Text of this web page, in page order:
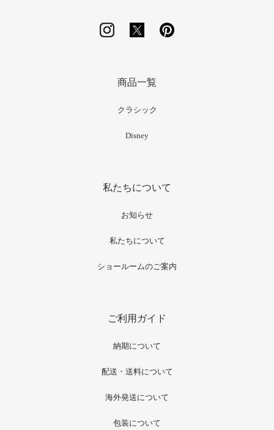
商品一覧
クラシック
Disney
私たちについて
お知らせ
私たちについて
ショールームのご案内
ご利用ガイド
納期について
配送・送料について
海外発送について
包装について